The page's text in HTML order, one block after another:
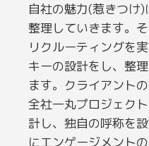
自社の魅力(惹きつけ)
整理していきます。
リクルーティングを
キーの設計をし、整
ます。クライアント
全社一丸プロジェク
計し、独自の呼称を
にエンゲージメント